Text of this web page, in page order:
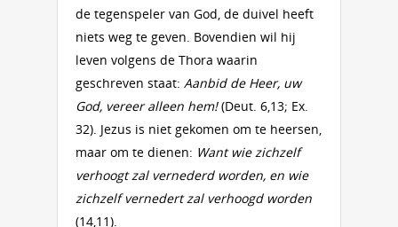
de tegenspeler van God, de duivel heeft
niets weg te geven. Bovendien wil hij
leven volgens de Thora waarin
geschreven staat: Aanbid de Heer, uw
God, vereer alleen hem!(Deut. 6,13; Ex.
32). Jezus is niet gekomen om te heersen,
maar om te dienen: Want wie zichzelf
verhoogt zal vernederd worden, en wie
zichzelf vernedert zal verhoogd worden
(14,11).